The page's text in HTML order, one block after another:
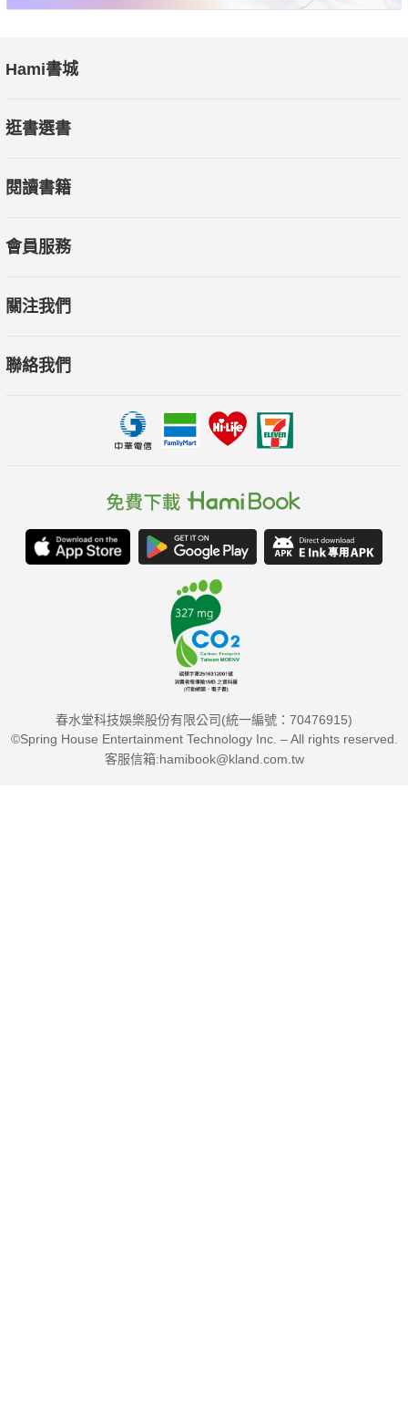
又例如雌激素守護大腦、預防女性失智的關鍵，在於「無縫接
年，大腦神經細胞已經有些受損了，此時再來使用荷爾蒙療法就
過時的雌激素觀念該退場了！"
Hami書城
逛書選書
閱讀書籍
會員服務
關注我們
聯絡我們
春水堂科技娛樂股份有限公司(統一編號：70476915)
©Spring House Entertainment Technology Inc. – All rights reserved.
客服信箱:hamibook@kland.com.tw